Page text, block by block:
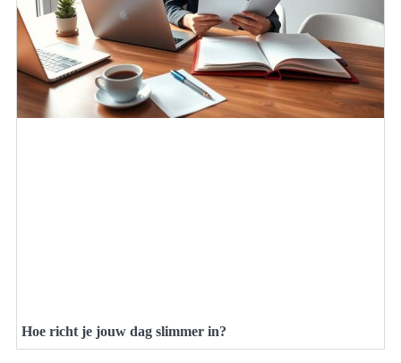
Hoe richt je jouw dag slimmer in?